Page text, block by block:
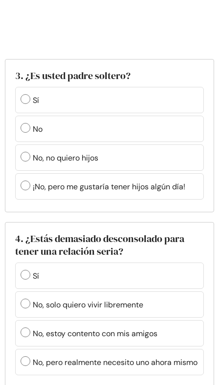
3. ¿Es usted padre soltero?
Sí
No
No, no quiero hijos
¡No, pero me gustaría tener hijos algún día!
4. ¿Estás demasiado desconsolado para
tener una relación seria?
Sí
No, solo quiero vivir libremente
No, estoy contento con mis amigos
No, pero realmente necesito uno ahora mismo